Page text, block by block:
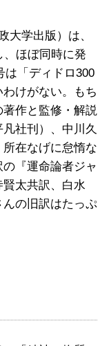
学出版）は、
、ほぼ同時に発
は「ディドロ300
けがない。もち
作と監修・解説
社刊）、中川久
在なげに怠惰な
『運命論者ジャ
太共訳、白水
んの旧訳はたっぷ